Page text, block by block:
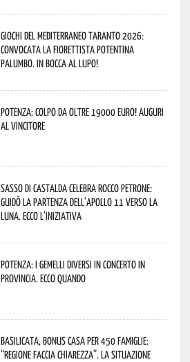
Giochi del Mediterraneo Taranto 2026:
convocata la fiorettista potentina
Palumbo. In bocca al lupo!
Potenza: colpo da oltre 19000 Euro! Auguri
al vincitore
Sasso di Castalda celebra Rocco Petrone:
guidò la partenza dell’Apollo 11 verso la
Luna. Ecco l’iniziativa
Potenza: i Gemelli DiVersi in concerto in
provincia. Ecco quando
Basilicata, Bonus casa per 450 famiglie:
“Regione faccia chiarezza”. La situazione